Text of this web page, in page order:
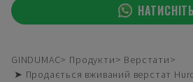
НАТИСНІТЬ
GINDUMAC Продукти
Верстати
➤ Продається вживаний верстат